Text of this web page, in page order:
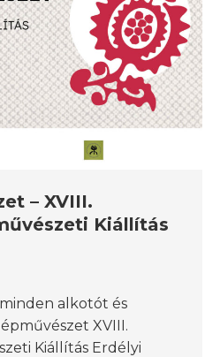
– XVIII.
Kiállítás
alkotót és
XVIII.
Kiállítás Erdélyi